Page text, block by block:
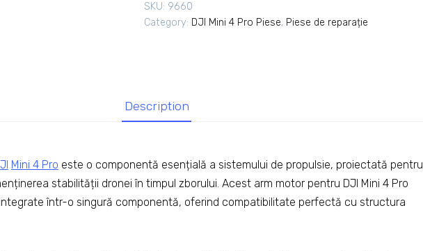
SKU: 9660
Category: DJI Mini 4 Pro Piese, Piese de reparație
Description
Mini 4 Pro este o componentă esențială a sistemului de propulsie, proiectată pentru
stabilității dronei în timpul zborului. Acest arm motor pentru DJI Mini 4 Pro
într-o singură componentă, oferind compatibilitate perfectă cu structura